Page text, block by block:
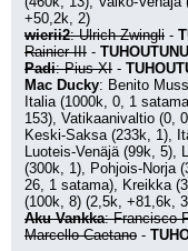
+50,2k, 2)
wierii2: Ulrich Zwingli -
Rainier III -
Padi: Pius XI -
Mac Ducky: Benito
Italia (1000k, 0, 1
153), Vatikaanivaltio (0,
Keski-Saksa (233k, 1),
Luoteis-Venäjä (99k, 5),
(300k, 1), Pohjois-Norja
26, 1 satama), Kreikka
(100k, 8) (2,5k, +81,6k,
Aku Vankka: Francisco
Marcello Caetano -